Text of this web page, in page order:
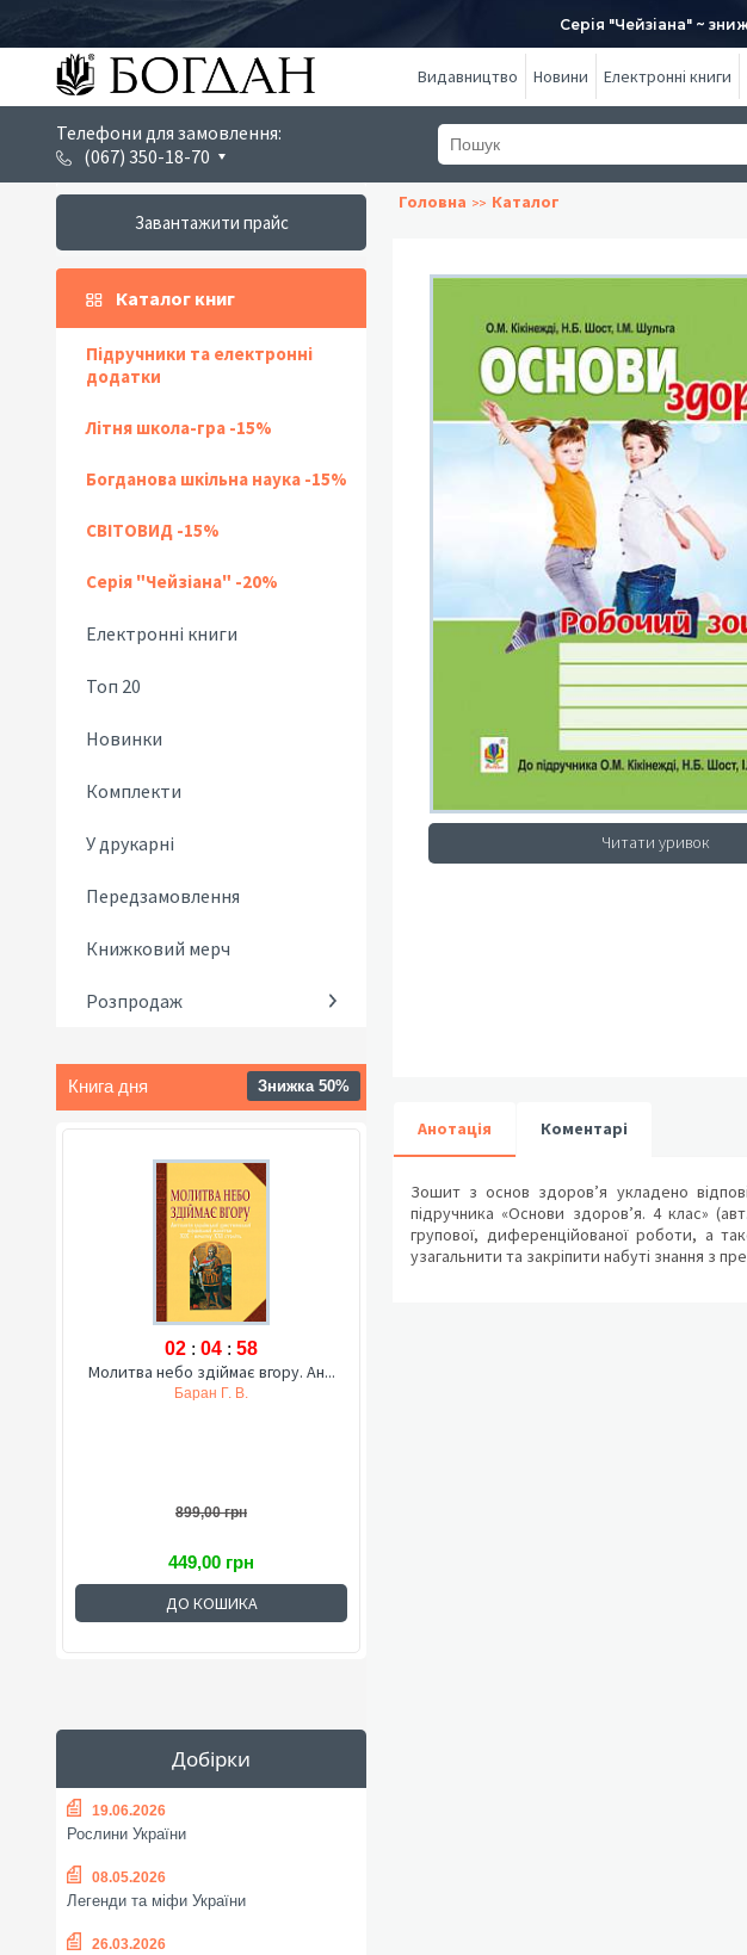
Серія "Чейзіана" ~
Видавництво Новини Електронні книги
Телефони для замовлення:
(067) 350-18-70
Завантажити прайс
Каталог книг
Підручники та електронні
додатки
Літня школа-гра -15%
Богданова шкільна наука -15%
СВІТОВИД -15%
Серія "Чейзіана" -20%
Електронні книги
Топ 20
Новинки
Комплекти
У друкарні
Передзамовлення
Книжковий мерч
Розпродаж
Книга дня Знижка 50%
02 : 04 : 57
Молитва небо здіймає вгору. Ан...
Баран Г. В.
899,00 грн
449,00 грн
ДО КОШИКА
Добірки
19.06.2026
Рослини України
08.05.2026
Легенди та міфи України
26.03.2026
Головна Каталог
Читати уривок
Анотація Коментарі
Зошит з основ здоров’я укладено
підручника «Основи здоров’я. 4 клас»
групової, диференційованої роботи, а
узагальнити та закріпити набуті знання з